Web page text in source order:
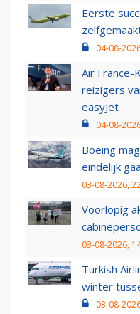
Eerste
04-08-
Air France-
reizigers
easyJet
04-08-
Boeing
eindelijk
03-08-2026,
Voorlopig
03-08-2026,
Turkish
winter
03-08-